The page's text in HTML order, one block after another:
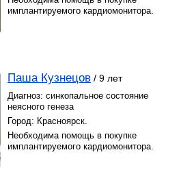
имплантируемого кардиомонитора.
Паша Кузнецов / 9 лет
Диагноз: синкопальное состояние
неясного генеза
Город: Красноярск.
Необходима помощь в покупке
имплантируемого кардиомонитора.